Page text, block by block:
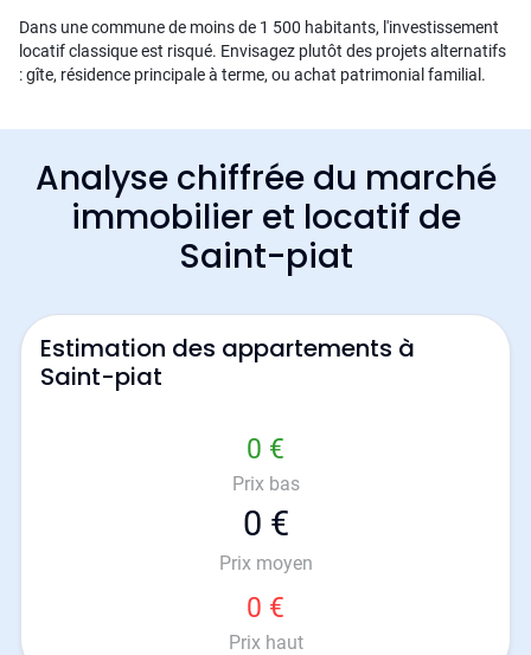
Dans une commune de moins de 1 500 habitants, l'investissement
locatif classique est risqué. Envisagez plutôt des projets alternatifs
: gîte, résidence principale à terme, ou achat patrimonial familial.
Analyse chiffrée du marché
immobilier et locatif de
Saint-piat
Estimation des appartements à
Saint-piat
0 €
Prix bas
0 €
Prix moyen
0 €
Prix haut